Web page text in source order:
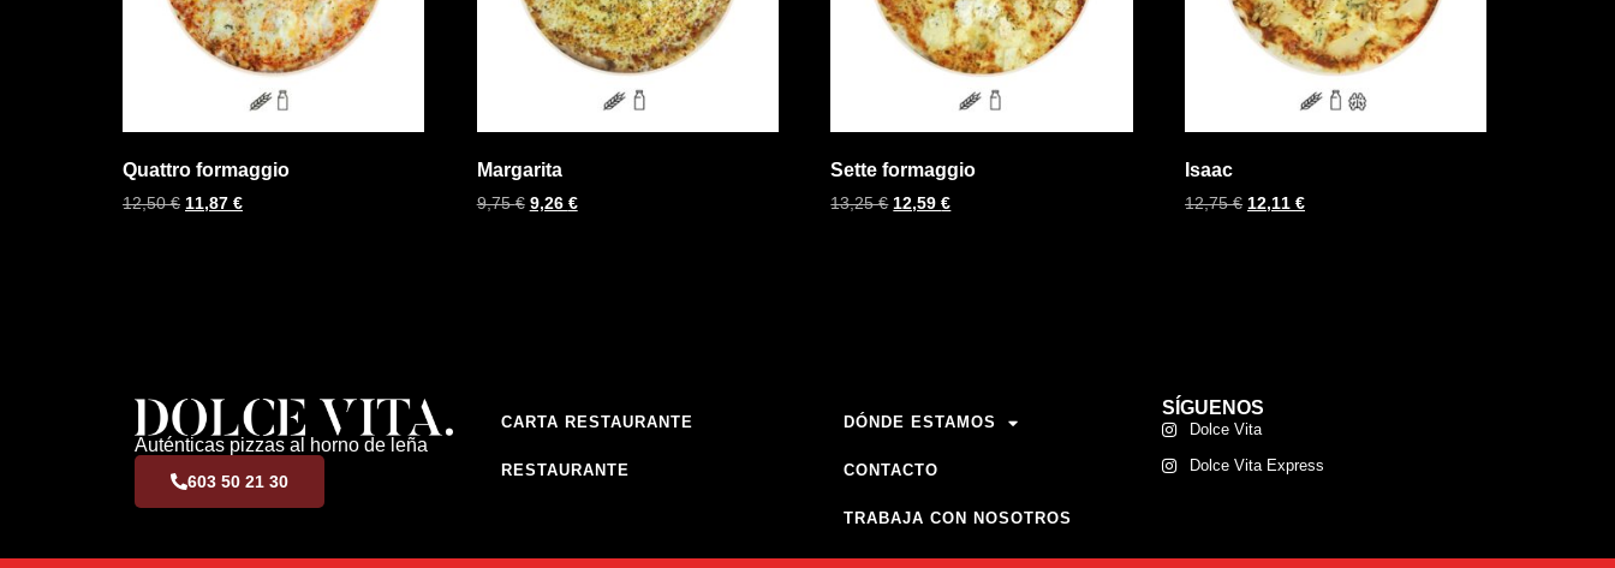
Quattro formaggio
12,50€ 11,87 €
Margarita
9,75€ 9,26 €
Sette formaggio
13,25€ 12,59€
Isaac
12,75€ 12,11€
Auténticas pizzas al horno de leña
603 50 21 30
CARTA RESTAURANTE
RESTAURANTE
DÓNDE ESTAMOS
CONTACTO
TRABAJA CON NOSOTROS
SÍGUENOS
Dolce Vita
Dolce Vita Express